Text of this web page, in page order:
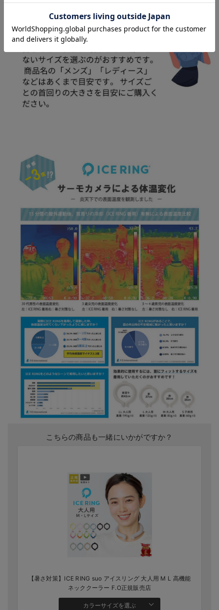
こちらの商品も一緒にいかがですか？
【暑さ対策】ICE RING suo アイスリング 大人用 M L 高機能
ネッククーラー F.O正規販売店
カラーサイズを選ぶ
お気に入り商品を確認する